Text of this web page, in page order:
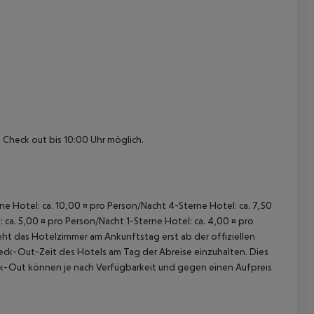
Check out bis 10:00 Uhr möglich.
Hotel: ca. 10,00 ¤ pro Person/Nacht 4-Sterne Hotel: ca. 7,50
5,00 ¤ pro Person/Nacht 1-Sterne Hotel: ca. 4,00 ¤ pro
das Hotelzimmer am Ankunftstag erst ab der offiziellen
Out-Zeit des Hotels am Tag der Abreise einzuhalten. Dies
Out können je nach Verfügbarkeit und gegen einen Aufpreis